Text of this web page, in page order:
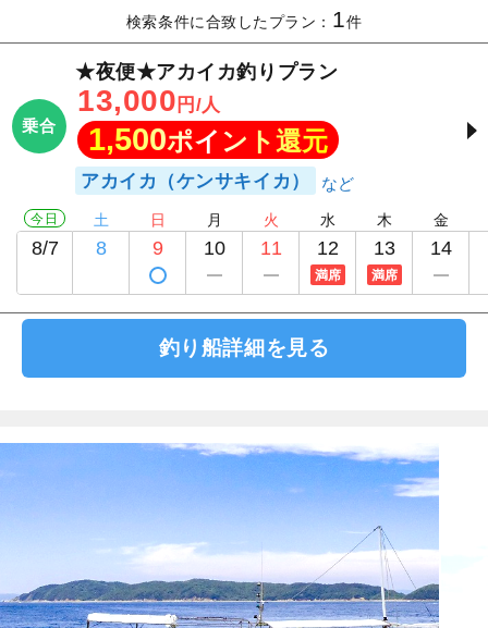
検索条件に合致したプラン： 1件
乗合
★夜便★アカイカ釣りプラン
13,000 円/人
1,500ポイント還元
アカイカ（ケンサキイカ）
今日
8/7
土
8
日
9
月
10
火
11
水
12
満席
木
13
満席
金
14
釣り船詳細を見る